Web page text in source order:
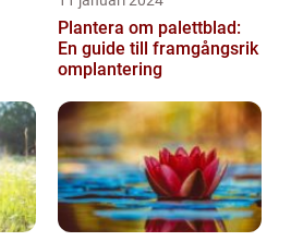
Plantera om palettblad:
En guide till framgångsrik
omplantering